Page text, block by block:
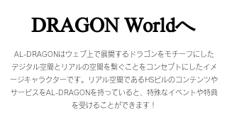
DRAGON Worldへ
AL-DRAGONはウェブ上で展開するドラゴンをモチーフにした
​デジタル空間とリアルの空間を繋ぐことをコンセプトにしたイメ
ージキャラクターです。リアル空間であるHSビルのコンテンツや
サービスをAL-DRAGONを持っていると、特殊なイベントや特典
を受けることができます！